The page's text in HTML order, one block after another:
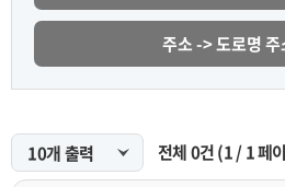
주소 -> 도로명 주
전체0건(1/1페